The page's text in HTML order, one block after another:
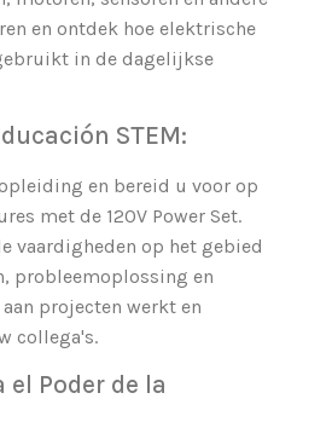
en ontdek hoe elektrische
in de dagelijkse
STEM:
en bereid u voor op
met de 120V Power Set.
vaardigheden op het gebied
probleemoplossing en
projecten werkt en
collega's.
el Poder de la